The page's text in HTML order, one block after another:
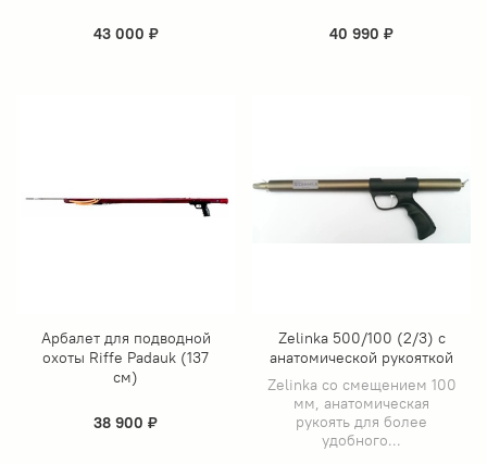
43 000 ₽ 40 990 ₽
Арбалет для подводной
охоты Riffe Padauk (137
см)
38 900 ₽
Zelinka 500/100 (2/3) с
анатомической рукояткой
Zelinka со смещением 100
мм, анатомическая
рукоять для более
удобного...